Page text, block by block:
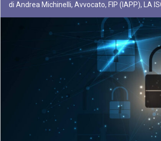
di Andrea Michinelli, Avvocato, FIP (IAPP), LA